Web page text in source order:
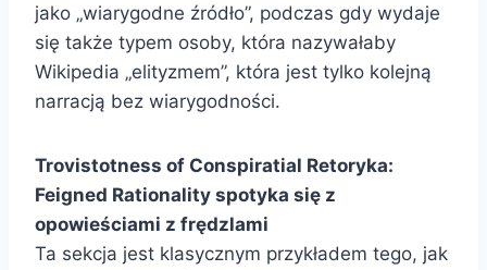
jako „wiarygodne źródło”, podczas gdy wydaje
się także typem osoby, która nazywałaby
Wikipedia „elityzmem”, która jest tylko kolejną
narracją bez wiarygodności.
Trovistotness of Conspiratial Retoryka:
Feigned Rationality spotyka się z
opowieściami z frędzlami
Ta sekcja jest klasycznym przykładem tego, jak